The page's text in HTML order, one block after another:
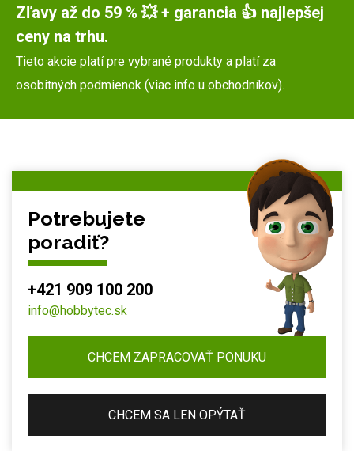
Zľavy až do 59 % 💥 + garancia 👍 najlepšej
ceny na trhu.
Tieto akcie platí pre vybrané produkty a platí za
osobitných podmienok (viac info u obchodníkov).
Potrebujete
poradiť?
+421 909 100 200
info@hobbytec.sk
CHCEM ZAPRACOVAŤ PONUKU
CHCEM SA LEN OPÝTAŤ